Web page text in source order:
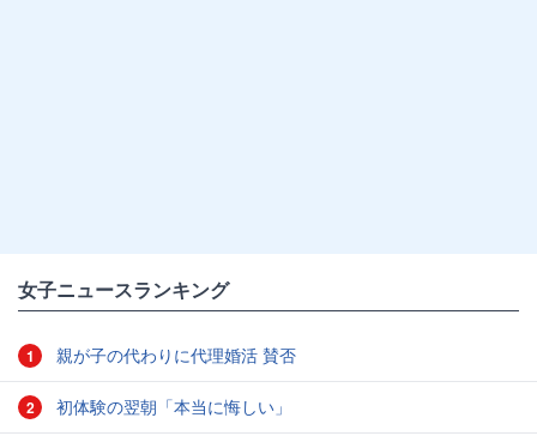
女子ニュースランキング
1 親が子の代わりに代理婚活 賛否
2 初体験の翌朝「本当に悔しい」